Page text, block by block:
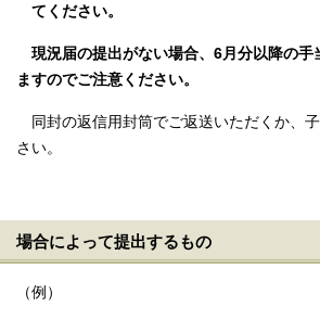
てください。
現況届の提出がない場合、6月分以降の手
ますのでご注意ください。
同封の返信用封筒でご返送いただくか、
さい。
場合によって提出するもの
（例）